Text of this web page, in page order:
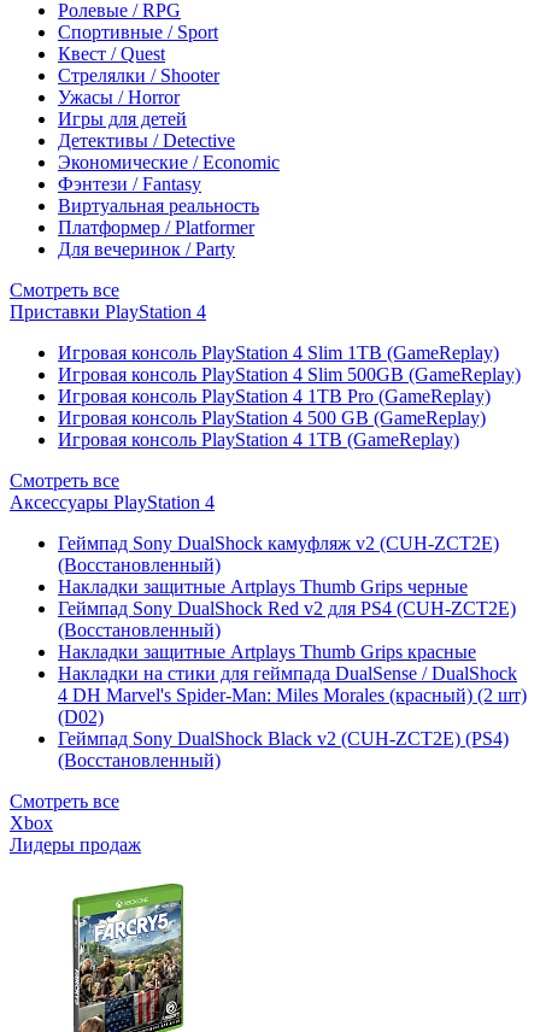
Ролевые / RPG
Спортивные / Sport
Квест / Quest
Стрелялки / Shooter
Ужасы / Horror
Игры для детей
Детективы / Detective
Экономические / Economic
Фэнтези / Fantasy
Виртуальная реальность
Платформер / Platformer
Для вечеринок / Party
Смотреть все
Приставки PlayStation 4
Игровая консоль PlayStation 4 Slim 1TB (GameReplay)
Игровая консоль PlayStation 4 Slim 500GB (GameReplay)
Игровая консоль PlayStation 4 1TB Pro (GameReplay)
Игровая консоль PlayStation 4 500 GB (GameReplay)
Игровая консоль PlayStation 4 1TB (GameReplay)
Смотреть все
Аксессуары PlayStation 4
Геймпад Sony DualShock камуфляж v2 (CUH-ZCT2E)
(Восстановленный)
Накладки защитные Artplays Thumb Grips черные
Геймпад Sony DualShock Red v2 для PS4 (CUH-ZCT2E)
(Восстановленный)
Накладки защитные Artplays Thumb Grips красные
Накладки на стики для геймпада DualSense / DualShock
4 DH Marvel's Spider-Man: Miles Morales (красный) (2 шт)
(D02)
Геймпад Sony DualShock Black v2 (CUH-ZCT2E) (PS4)
(Восстановленный)
Смотреть все
Xbox
Лидеры продаж